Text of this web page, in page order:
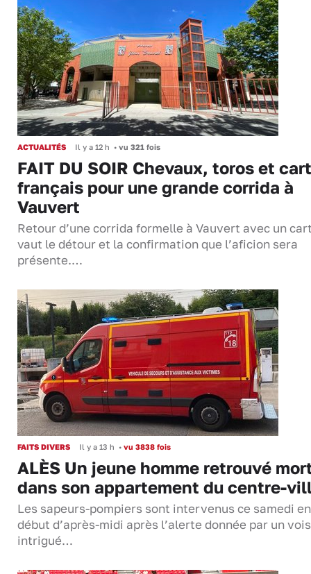
ACTUALITÉS Il y a 12 h • vu 321 fois
FAIT DU SOIR Chevaux, toros et
français pour une grande corrida à
Vauvert
Retour d’une corrida formelle à Vauvert avec un
vaut le détour et la confirmation que l’aficion sera
présente.…
FAITS DIVERS Il y a 13 h • vu 3838 fois
ALÈS Un jeune homme retrouvé
dans son appartement du centre-
Les sapeurs-pompiers sont intervenus ce samedi en
début d’après-midi après l’alerte donnée par un
intrigué…